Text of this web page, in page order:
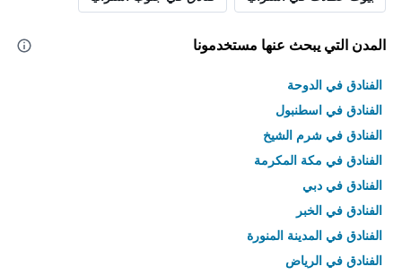
المدن التي يبحث عنها مستخدمونا
الفنادق في الدوحة
الفنادق في اسطنبول
الفنادق في شرم الشيخ
الفنادق في مكة المكرمة
الفنادق في دبي
الفنادق في الخبر
الفنادق في المدينة المنورة
الفنادق في الرياض